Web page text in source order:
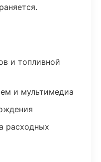
и топливной
и мультимедиа
расходных